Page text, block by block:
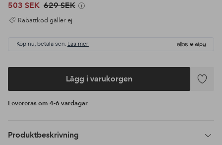
503 SEK 629 SEK
Rabattkod gäller ej
Köp nu, betala sen. Läs mer
Lägg i varukorgen
Lägg
Levereras om 4-6 vardagar
Produktbeskrivning